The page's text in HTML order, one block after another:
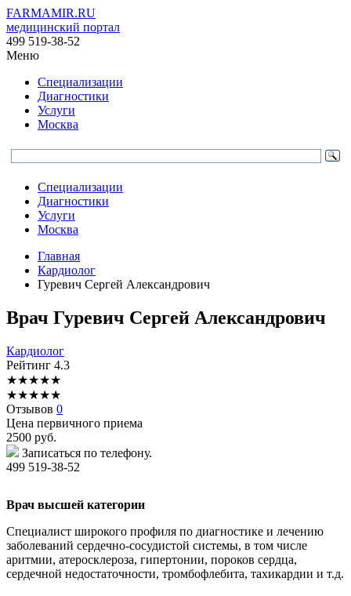
FARMAMIR.RU
медицинский портал
499 519-38-52
Меню
Специализации
Диагностики
Услуги
Москва
Специализации
Диагностики
Услуги
Москва
Главная
Кардиолог
Гуревич Сергей Александрович
Врач Гуревич Сергей Александрович
Кардиолог
Рейтинг 4.3
★★★★★
★★★★★
Отзывов 0
Цена первичного приема
2500 руб.
Записаться по телефону.
499 519-38-52
Врач высшей категории
Специалист широкого профиля по диагностике и лечению
заболеваний сердечно-сосудистой системы, в том числе
аритмии, атеросклероза, гипертонии, пороков сердца,
сердечной недостаточности, тромбофлебита, тахикардии и т.д.